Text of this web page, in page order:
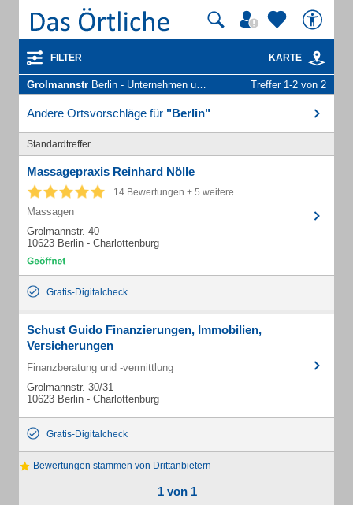
FILTER KARTE
Grolmannstr Berlin - Unternehmen und Personen Treffer 1-2 von 2
Andere Ortsvorschläge für "Berlin"
Standardtreffer
Massagepraxis Reinhard Nölle
14 Bewertungen + 5 weitere...
Massagen
Grolmannstr. 40
10623 Berlin - Charlottenburg
Gratis-Digitalcheck
Schust Guido Finanzierungen, Immobilien,
Versicherungen
Finanzberatung und -vermittlung
Grolmannstr. 30/31
10623 Berlin - Charlottenburg
Gratis-Digitalcheck
Bewertungen stammen von Drittanbietern
1 von 1